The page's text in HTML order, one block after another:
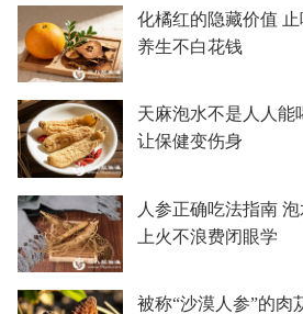
化橘红的隐藏价值
养生不白花钱
天麻泡水不是人人能
让保健变伤身
人参正确吃法指南
上火不浪费闭眼学
被称“沙漠人参”的肉